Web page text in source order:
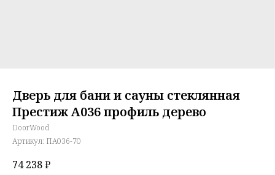
Дверь для бани и сауны стеклянная
Престиж А036 профиль дерево
DoorWood
Артикул: ПА036-70
74 238₽